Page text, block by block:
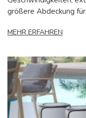
größere Abdeckung
MEHR ERFAHREN